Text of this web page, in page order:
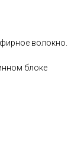
волокно.
блоке